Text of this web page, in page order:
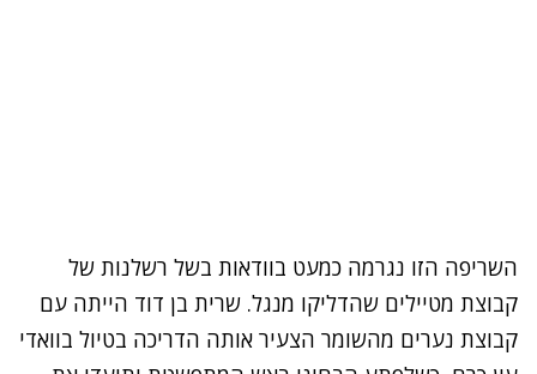
השריפה הזו נגרמה כמעט בוודאות בשל רשלנות של
קבוצת מטיילים שהדליקו מנגל. שרית בן דוד הייתה עם
קבוצת נערים מהשומר הצעיר אותה הדריכה בטיול בוואדי